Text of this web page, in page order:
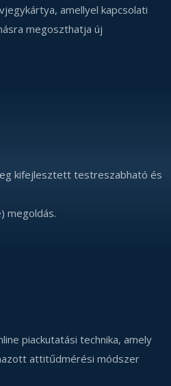
amellyel kapcsolati
megoszthatja új
kifejlesztett testreszabható és
megoldás.
piackutatási technika, amely
attitűdmérési módszer